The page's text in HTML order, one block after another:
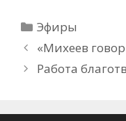
Рубрики
Эфиры
«Михеев
Работа